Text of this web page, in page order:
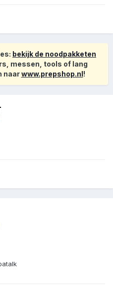
bekijk de noodpakketen
messen, tools of lang
naarwww.prepshop.nl!